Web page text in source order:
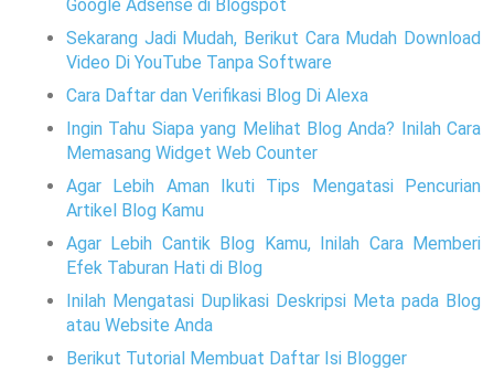
Google Adsense di Blogspot
Sekarang Jadi Mudah, Berikut Cara Mudah Download
Video Di YouTube Tanpa Software
Cara Daftar dan Verifikasi Blog Di Alexa
Ingin Tahu Siapa yang Melihat Blog Anda? Inilah Cara
Memasang Widget Web Counter
Agar Lebih Aman Ikuti Tips Mengatasi Pencurian
Artikel Blog Kamu
Agar Lebih Cantik Blog Kamu, Inilah Cara Memberi
Efek Taburan Hati di Blog
Inilah Mengatasi Duplikasi Deskripsi Meta pada Blog
atau Website Anda
Berikut Tutorial Membuat Daftar Isi Blogger